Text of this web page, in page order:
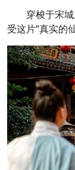
穿梭于宋城
受这片“真实的